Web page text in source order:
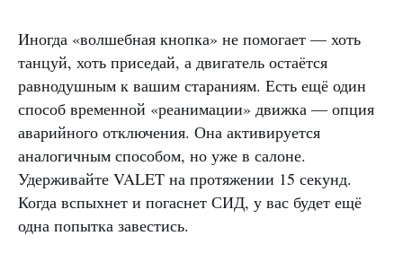
Иногда «волшебная кнопка» не помогает — хоть
танцуй, хоть приседай, а двигатель остаётся
равнодушным к вашим стараниям. Есть ещё один
способ временной «реанимации» движка — опция
аварийного отключения. Она активируется
аналогичным способом, но уже в салоне.
Удерживайте VALET на протяжении 15 секунд.
Когда вспыхнет и погаснет СИД, у вас будет ещё
одна попытка завестись.